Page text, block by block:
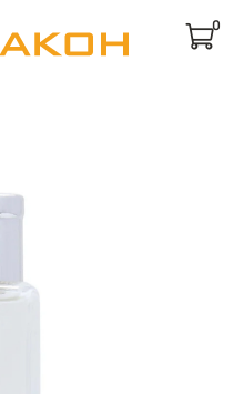
0